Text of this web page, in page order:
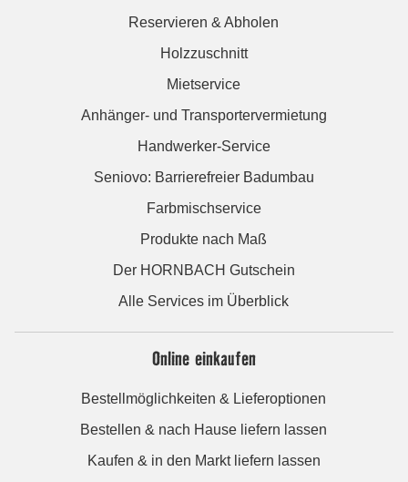
Reservieren & Abholen
Holzzuschnitt
Mietservice
Anhänger- und Transportervermietung
Handwerker-Service
Seniovo: Barrierefreier Badumbau
Farbmischservice
Produkte nach Maß
Der HORNBACH Gutschein
Alle Services im Überblick
Online einkaufen
Bestellmöglichkeiten & Lieferoptionen
Bestellen & nach Hause liefern lassen
Kaufen & in den Markt liefern lassen